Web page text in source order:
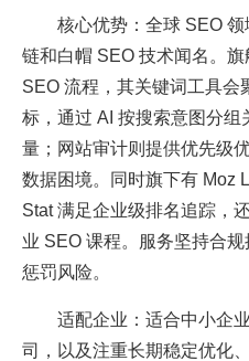
核心优势：全球 SEO
链和白帽 SEO 技术闻名。
SEO 流程，其关键词工具会
标，通过 AI 按搜索意图分
量；网站审计则提供优先级
数据困境。同时旗下有 Moz
Stat 满足企业级排名追踪，
业 SEO 课程。服务坚持合
惩罚风险。
适配企业：适合中小企
司，以及注重长期稳定优化